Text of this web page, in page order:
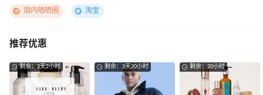
国内晒晒圈 淘宝
推荐优惠
剩余：2天2小时 剩余：3天20小时 剩余：20小时